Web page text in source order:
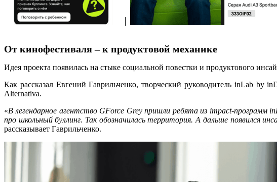
От кинофестиваля – к продуктовой механике
Идея проекта появилась на стыке социальной повестки и продуктового
Как рассказал Евгений Гаврильченко, творческий руководитель inLab by
Alternativa.
«В легендарное агентство GForce Grey пришли ребята из impact-программ
про школьный буллинг. Так обозначилась территория. А дальше появился
рассказывает Гаврильченко.